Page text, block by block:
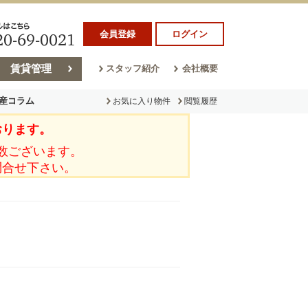
会員登録 ログイン
賃貸管理 スタッフ紹介 会社概要
コラム
ム
お気に入り物件 閲覧履歴
ます。
ざいます。
せ下さい。